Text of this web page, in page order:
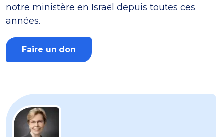
notre ministère en Israël depuis toutes ces
années.
Faire un don